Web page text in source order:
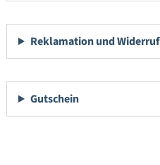
Reklamation und Widerruf
Gutschein